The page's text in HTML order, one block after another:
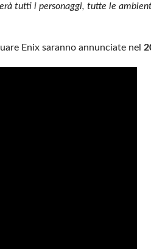
tutti i personaggi, tutte le
Enix saranno annunciate nel